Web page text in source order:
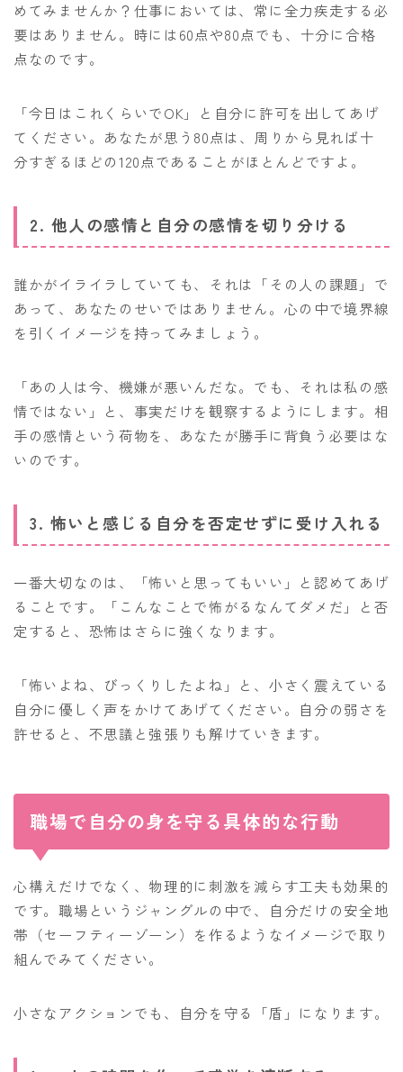
めてみませんか？仕事においては、常に全力疾走する必
要はありません。時には60点や80点でも、十分に合格
点なのです。
「今日はこれくらいでOK」と自分に許可を出してあげ
てください。あなたが思う80点は、周りから見れば十
分すぎるほどの120点であることがほとんどですよ。
2. 他人の感情と自分の感情を切り分ける
誰かがイライラしていても、それは「その人の課題」で
あって、あなたのせいではありません。心の中で境界線
を引くイメージを持ってみましょう。
「あの人は今、機嫌が悪いんだな。でも、それは私の感
情ではない」と、事実だけを観察するようにします。相
手の感情という荷物を、あなたが勝手に背負う必要はな
いのです。
3. 怖いと感じる自分を否定せずに受け入れる
一番大切なのは、「怖いと思ってもいい」と認めてあげ
ることです。「こんなことで怖がるなんてダメだ」と否
定すると、恐怖はさらに強くなります。
「怖いよね、びっくりしたよね」と、小さく震えている
自分に優しく声をかけてあげてください。自分の弱さを
許せると、不思議と強張りも解けていきます。
職場で自分の身を守る具体的な行動
心構えだけでなく、物理的に刺激を減らす工夫も効果的
です。職場というジャングルの中で、自分だけの安全地
帯（セーフティーゾーン）を作るようなイメージで取り
組んでみてください。
小さなアクションでも、自分を守る「盾」になります。